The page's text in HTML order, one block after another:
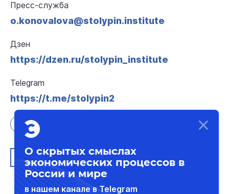
Пресс-служба
o.konovalova@stolypin.institute
Дзен
https://dzen.ru/stolypin_institute
Telegram
https://t.me/stolypin2
Обратная связь
О скрытых смыслах
экономических процессов в
России и мире
в нашем канале в Telegram